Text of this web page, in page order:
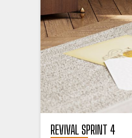
REVIVAL SPRINT 4